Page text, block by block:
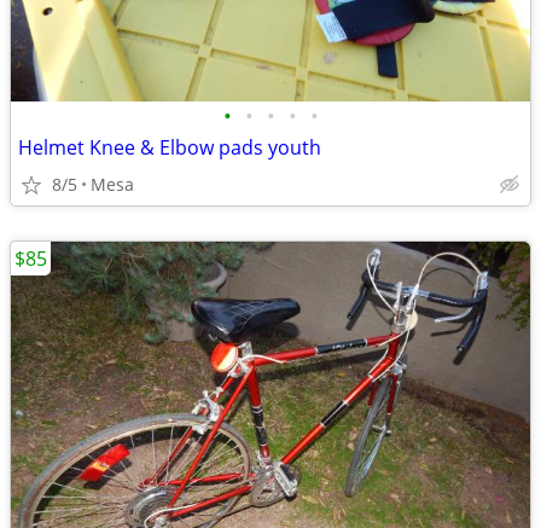
• • • • •
Helmet Knee & Elbow pads youth
8/5 Mesa
$85